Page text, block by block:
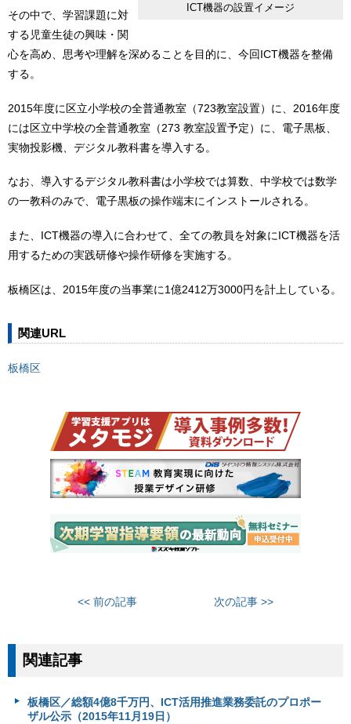
ICT機器の設置イメージ
その中で、学習課題に対
する児童生徒の興味・関
心を高め、思考や理解を深めることを目的に、今回ICT機器を整備
する。
2015年度に区立小学校の全普通教室（723教室設置）に、2016年度
には区立中学校の全普通教室（273 教室設置予定）に、電子黒板、
実物投影機、デジタル教科書を導入する。
なお、導入するデジタル教科書は小学校では算数、中学校では数学
の一教科のみで、電子黒板の操作端末にインストールされる。
また、ICT機器の導入に合わせて、全ての教員を対象にICT機器を活
用するための実践研修や操作研修を実施する。
板橋区は、2015年度の当事業に1億2412万3000円を計上している。
関連URL
板橋区
<< 前の記事 次の記事 >>
関連記事
板橋区／総額4億8千万円、ICT活用推進業務委託のプロポー
ザル公示（2015年11月19日）